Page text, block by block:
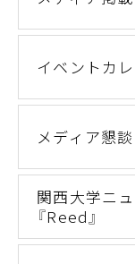
イベントカ
メディア懇
関西大学ニ
『Reed』